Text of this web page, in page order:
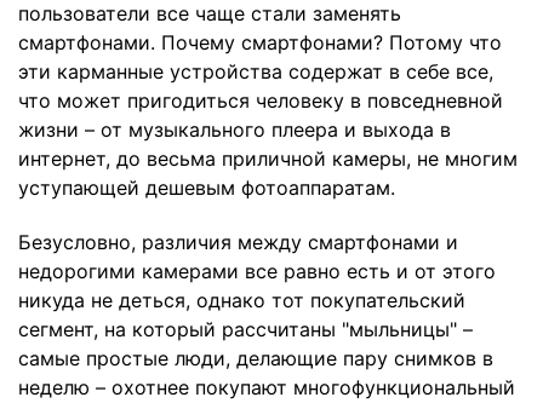
пользователи все чаще стали заменять
смартфонами. Почему смартфонами? Потому что
эти карманные устройства содержат в себе все,
что может пригодиться человеку в повседневной
жизни – от музыкального плеера и выхода в
интернет, до весьма приличной камеры, не многим
уступающей дешевым фотоаппаратам.
Безусловно, различия между смартфонами и
недорогими камерами все равно есть и от этого
никуда не деться, однако тот покупательский
сегмент, на который рассчитаны "мыльницы" –
самые простые люди, делающие пару снимков в
неделю – охотнее покупают многофункциональный